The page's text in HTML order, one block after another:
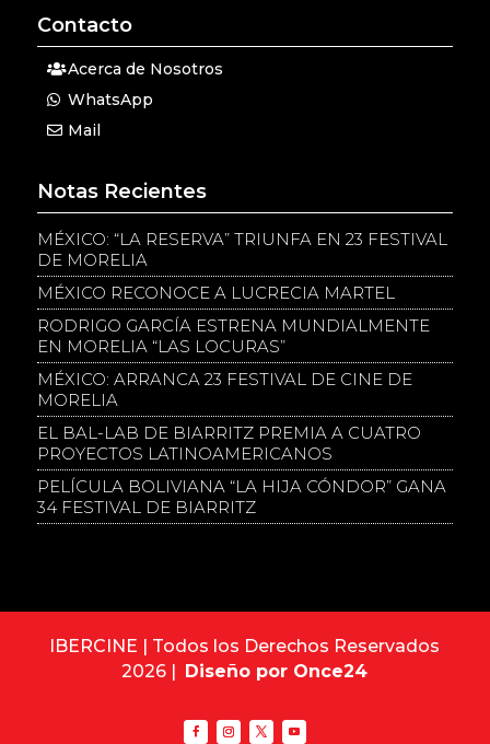
Contacto
Acerca de Nosotros
WhatsApp
Mail
Notas Recientes
MÉXICO: “LA RESERVA” TRIUNFA EN 23 FESTIVAL
DE MORELIA
MÉXICO RECONOCE A LUCRECIA MARTEL
RODRIGO GARCÍA ESTRENA MUNDIALMENTE
EN MORELIA “LAS LOCURAS”
MÉXICO: ARRANCA 23 FESTIVAL DE CINE DE
MORELIA
EL BAL-LAB DE BIARRITZ PREMIA A CUATRO
PROYECTOS LATINOAMERICANOS
PELÍCULA BOLIVIANA “LA HIJA CÓNDOR” GANA
34 FESTIVAL DE BIARRITZ
IBERCINE | Todos los Derechos Reservados
2026 | Diseño por Once24